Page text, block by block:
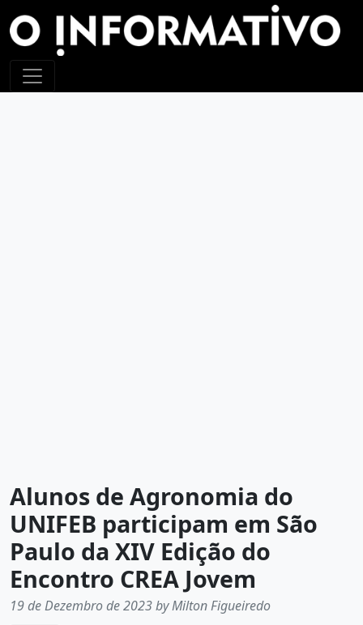
Alunos de Agronomia do
UNIFEB participam em São
Paulo da XIV Edição do
Encontro CREA Jovem
19 de Dezembro de 2023 by Milton Figueiredo